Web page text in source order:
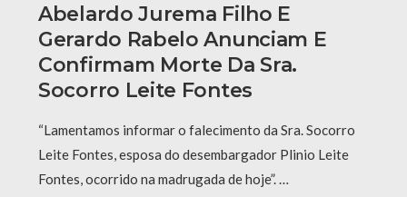
Abelardo Jurema Filho E
Gerardo Rabelo Anunciam E
Confirmam Morte Da Sra.
Socorro Leite Fontes
“Lamentamos informar o falecimento da Sra. Socorro
Leite Fontes, esposa do desembargador Plinio Leite
Fontes, ocorrido na madrugada de hoje”. …